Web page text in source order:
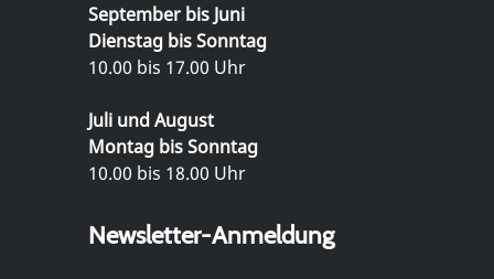
September bis Juni
Dienstag bis Sonntag
10.00 bis 17.00 Uhr
Juli und August
Montag bis Sonntag
10.00 bis 18.00 Uhr
Newsletter-Anmeldung